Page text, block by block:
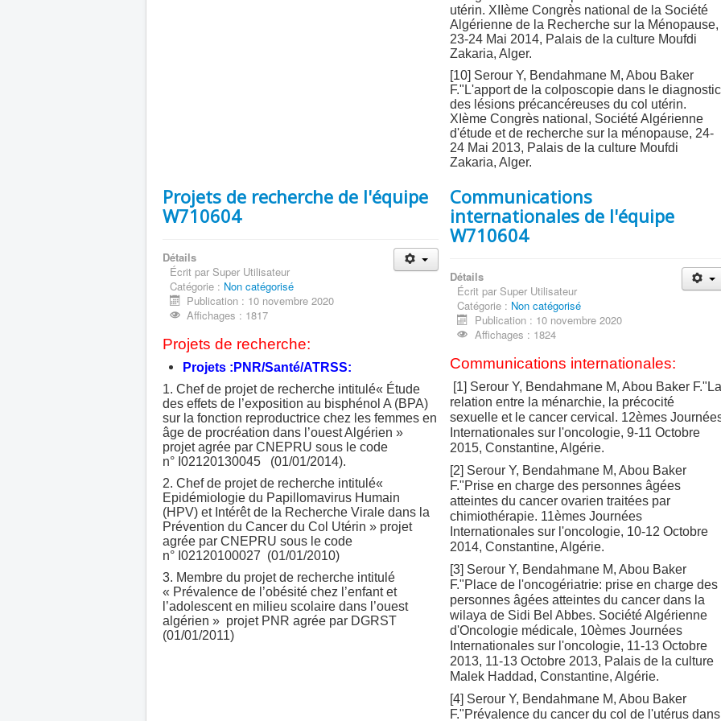
utérin. XIIème Congrès national de la Société
Algérienne de la Recherche sur la Ménopause,
23-24 Mai 2014, Palais de la culture Moufdi
Zakaria, Alger.
[10] Serour Y, Bendahmane M, Abou Baker
F."L'apport de la colposcopie dans le diagnostic
des lésions précancéreuses du col utérin.
XIème Congrès national, Société Algérienne
d'étude et de recherche sur la ménopause, 24-
24 Mai 2013, Palais de la culture Moufdi
Zakaria, Alger.
Projets de recherche de l'équipe
W710604
Détails
Écrit par Super Utilisateur
Catégorie : Non catégorisé
Publication : 10 novembre 2020
Affichages : 1817
Projets de recherche:
Projets :PNR/Santé/ATRSS:
1. Chef de projet de recherche intitulé« Étude
des effets de l’exposition au bisphénol A (BPA)
sur la fonction reproductrice chez les femmes en
âge de procréation dans l’ouest Algérien »
projet agrée par CNEPRU sous le code
n° I02120130045 (01/01/2014).
2. Chef de projet de recherche intitulé«
Epidémiologie du Papillomavirus Humain
(HPV) et Intérêt de la Recherche Virale dans la
Prévention du Cancer du Col Utérin » projet
agrée par CNEPRU sous le code
n° I02120100027 (01/01/2010)
3. Membre du projet de recherche intitulé
« Prévalence de l’obésité chez l’enfant et
l’adolescent en milieu scolaire dans l’ouest
algérien » projet PNR agrée par DGRST
(01/01/2011)
Communications
internationales de l'équipe
W710604
Détails
Écrit parSuper Utilisateur
Catégorie : Non catégorisé
Publication : 10 novembre 2020
Affichages : 1824
Communications internationales:
[1] Serour Y, Bendahmane M, Abou Baker
relation entre la ménarchie, la précocité
sexuelle et le cancer cervical. 12èmes
Internationales sur l'oncologie, 9-11 Octobre
2015, Constantine, Algérie.
[2] Serour Y, Bendahmane M, Abou Baker
F."Prise en charge des personnes âgées
atteintes du cancer ovarien traitées par
chimiothérapie. 11èmes Journées
Internationales sur l'oncologie, 10-12 Octobre
2014, Constantine, Algérie.
[3] Serour Y, Bendahmane M, Abou Baker
F."Place de l'oncogériatrie: prise en charge des
personnes âgées atteintes du cancer dans la
wilaya de Sidi Bel Abbes. Société Algérienne
d'Oncologie médicale, 10èmes Journées
Internationales sur l'oncologie, 11-13 Octobre
2013, 11-13 Octobre 2013, Palais de la culture
Malek Haddad, Constantine, Algérie.
[4] Serour Y, Bendahmane M, Abou Baker
F."Prévalence du cancer du col de l'utérus dans